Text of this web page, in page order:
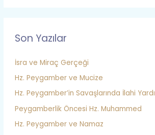
Son Yazılar
İsra ve Miraç Gerçeği
Hz. Peygamber ve Mucize
Hz. Peygamber’in Savaşlarında İlahi
Peygamberlik Öncesi Hz. Muhammed
Hz. Peygamber ve Namaz